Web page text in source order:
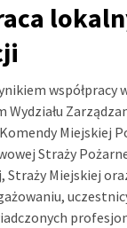
współpracy
Miejskiej
Straży
Straży Miejskiej